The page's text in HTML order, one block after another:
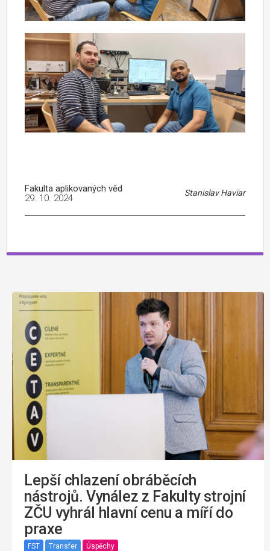
Fakulta aplikovaných věd Stanislav Haviar
29. 10. 2024
Lepší chlazení obráběcích
nástrojů. Vynález z Fakulty strojní
ZČU vyhrál hlavní cenu a míří do
praxe
FST Transfer Úspěchy